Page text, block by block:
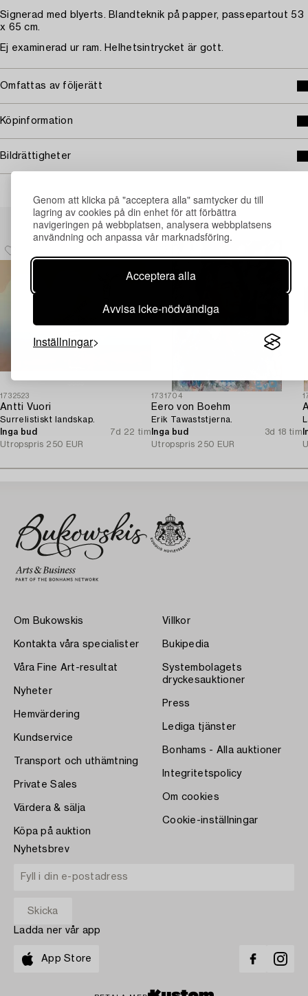
Genom att klicka på "acceptera alla" samtycker du till
lagring av cookies på din enhet för att förbättra
navigeringen på webbplatsen, analysera webbplatsens
användning och anpassa vår marknadsföring.
Acceptera alla
Avvisa icke-nödvändiga
Inställningar
Signerad med blyerts. Blandteknik på papper, passepartout 53
x 65 cm.
Ej examinerad ur ram. Helhetsintrycket är gott.
Omfattas av följerätt
Köpinformation
Bildrättigheter
Andra har även tittat på
1732523
Antti Vuori
Surrelistiskt landskap.
Inga bud
7d 22 tim
Utropspris 250 EUR
1731704
Eero von Boehm
Erik Tawaststjerna.
Inga bud
3d 18 tim
Utropspris 250 EUR
Om Bukowskis
Kontakta våra specialister
Våra Fine Art-resultat
Nyheter
Hemvärdering
Kundservice
Transport och uthämtning
Private Sales
Värdera & sälja
Köpa på auktion
Villkor
Bukipedia
Systembolagets
dryckesauktioner
Press
Lediga tjänster
Bonhams - Alla auktioner
Integritetspolicy
Om cookies
Cookie-inställningar
Nyhetsbrev
Ladda ner vår app
App Store